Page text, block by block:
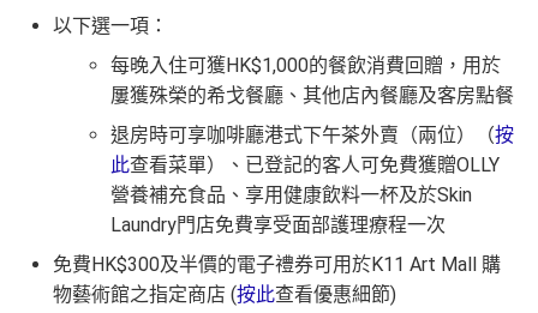
以下選一項：
每晚入住可獲HK$1,000的餐飲消費回贈，用於
屢獲殊榮的希戈餐廳、其他店內餐廳及客房點餐
退房時可享咖啡廳港式下午茶外賣（兩位）（按
此查看菜單）、已登記的客人可免費獲贈OLLY
營養補充食品、享用健康飲料一杯及於Skin
Laundry門店免費享受面部護理療程一次
免費HK$300及半價的電子禮券可用於K11 Art Mall 購
物藝術館之指定商店 (按此查看優惠細節)